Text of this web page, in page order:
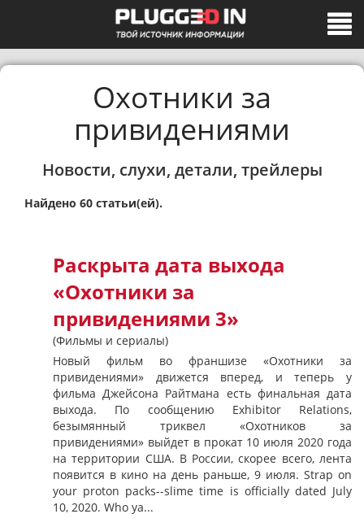
Охотники за
привидениями
Новости, слухи, детали, трейлеры
Найдено 60 статьи(ей).
Раскрыта дата выхода
«Охотники за
привидениями 3»
(Фильмы и сериалы)
Новый фильм во франшизе «Охотники за
привидениями» движется вперед, и теперь у
фильма Джейсона Райтмана есть финальная дата
выхода. По сообщению Exhibitor Relations,
безымянный триквел «Охотников за
привидениями» выйдет в прокат 10 июля 2020 года
на территории США. В России, скорее всего, лента
появится в кино на день раньше, 9 июля. Strap on
your proton packs--slime time is officially dated July
10, 2020. Who ya...